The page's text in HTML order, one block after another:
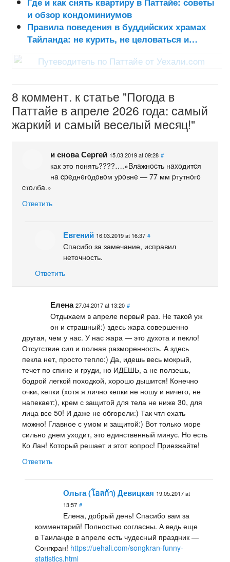
и обзор кондоминиумов
Правила поведения в буддийских храмах
Тайланда: не курить, не целоваться и…
8 коммент. к статье "Погода в
Паттайе в апреле 2026 года: самый
жаркий и самый веселый месяц!"
и снова Сергей 15.03.2019 at 09:28 #
как это понять????….»Bлaжнocть нaxoдитcя
нa cpeднeгoдoвoм уpoвнe — 77 мм pтутнoгo
cтoлбa.»
Ответить
Евгений 16.03.2019 at 16:37 #
Спасибо за замечание, исправил
неточность.
Ответить
Елена 27.04.2017 at 13:20 #
Отдыхаем в апреле первый раз. Не такой уж
он и страшный:) здесь жара совершенно
другая, чем у нас. У нас жара — это духота и пекло!
Отсутствие сил и полная разморенность. А здесь
пекла нет, просто тепло:) Да, идешь весь мокрый,
течет по спине и груди, но ИДЕШЬ, а не ползешь,
бодрой легкой походкой, хорошо дышится! Конечно
очки, кепки (хотя я лично кепки не ношу и ничего, не
напекает:), крем с защитой для тела не ниже 30, для
лица все 50! И даже не обгорели:) Так чтл ехать
можно! Главное с умом и защитой:) Вот только море
сильно днем уходит, это единственный минус. Но есть
Ко Лан! Который решает и этот вопрос! Приезжайте!
Ответить
Ольга (โอลก้า) Девицкая 19.05.2017 at
13:57 #
Елена, добрый день! Спасибо вам за
комментарий! Полностью согласны. А ведь еще
в Таиланде в апреле есть чудесный праздник —
Сонгкран! https://uehali.com/songkran-funny-
statistics.html